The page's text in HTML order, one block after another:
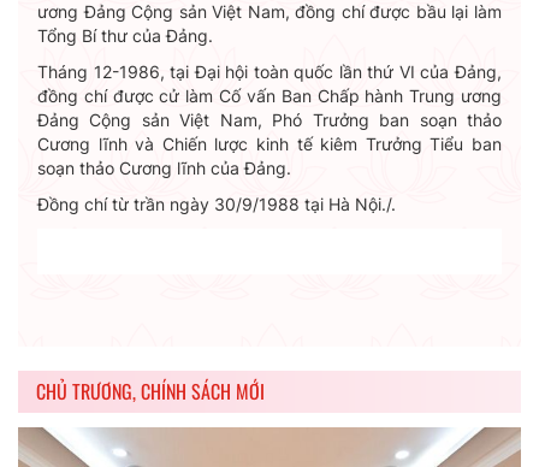
ương Đảng Cộng sản Việt Nam, đồng chí được bầu lại làm
Tổng Bí thư của Đảng.
Tháng 12-1986, tại Đại hội toàn quốc lần thứ VI của Đảng,
đồng chí được cử làm Cố vấn Ban Chấp hành Trung ương
Đảng Cộng sản Việt Nam, Phó Trưởng ban soạn thảo
Cương lĩnh và Chiến lược kinh tế kiêm Trưởng Tiểu ban
soạn thảo Cương lĩnh của Đảng.
Đồng chí từ trần ngày 30/9/1988 tại Hà Nội./.
CHỦ TRƯƠNG, CHÍNH SÁCH MỚI